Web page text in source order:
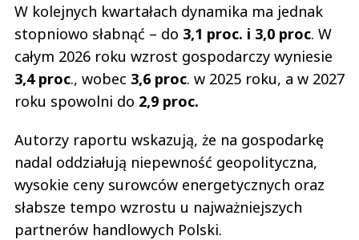
W kolejnych kwartałach dynamika ma jednak
stopniowo słabnąć – do 3,1 proc. i 3,0 proc. W
całym 2026 roku wzrost gospodarczy wyniesie
3,4 proc., wobec 3,6 proc. w 2025 roku, a w 2027
roku spowolni do 2,9 proc.
Autorzy raportu wskazują, że na gospodarkę
nadal oddziałują niepewność geopolityczna,
wysokie ceny surowców energetycznych oraz
słabsze tempo wzrostu u najważniejszych
partnerów handlowych Polski.